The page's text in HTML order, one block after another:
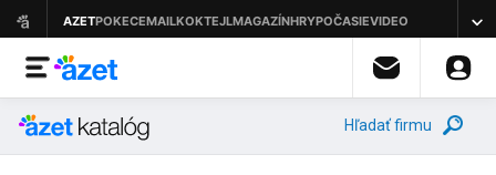
Hľadať firmu